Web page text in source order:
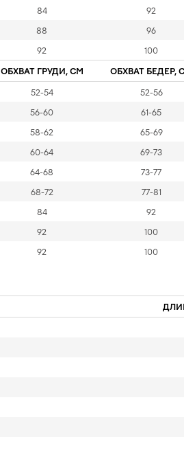
84 92
88 96
92 100
ОБХВАТ ГРУДИ, СМ ОБХВАТ БЕДЕР,
52-54 52-56
56-60 61-65
58-62 65-69
60-64 69-73
64-68 73-77
68-72 77-81
84 92
92 100
92 100